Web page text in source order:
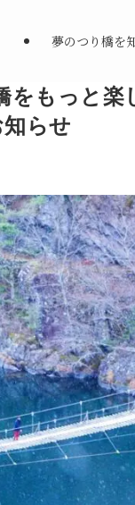
夢のつり橋を
をもっと
らせ